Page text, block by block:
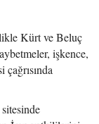
Kürt ve Beluç
işkence,